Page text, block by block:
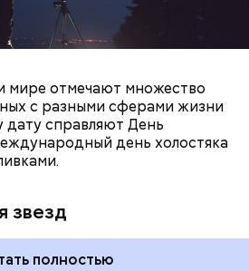
мире отмечают множество
с разными сферами жизни
дату справляют День
день холостяка
звезд
полностью